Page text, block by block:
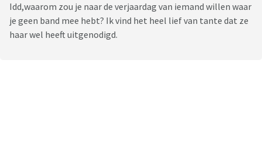
Idd,waarom zou je naar de verjaardag van iemand willen waar
je geen band mee hebt? Ik vind het heel lief van tante dat ze
haar wel heeft uitgenodigd.